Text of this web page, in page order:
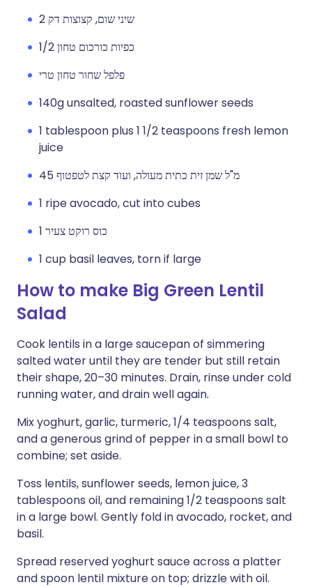
2 שיני שום, קצוצות דק
1/2 כפיות כורכום טחון
פלפל שחור טחון טרי
140g unsalted, roasted sunflower seeds
1 tablespoon plus 1 1/2 teaspoons fresh lemon
juice
45 מ"ל שמן זית כתית מעולה, ועוד קצת לטפטוף
1 ripe avocado, cut into cubes
1 כוס רוקט צעיר
1 cup basil leaves, torn if large
How to make Big Green Lentil
Salad
Cook lentils in a large saucepan of simmering
salted water until they are tender but still retain
their shape, 20–30 minutes. Drain, rinse under cold
running water, and drain well again.
Mix yoghurt, garlic, turmeric, 1/4 teaspoons salt,
and a generous grind of pepper in a small bowl to
combine; set aside.
Toss lentils, sunflower seeds, lemon juice, 3
tablespoons oil, and remaining 1/2 teaspoons salt
in a large bowl. Gently fold in avocado, rocket, and
basil.
Spread reserved yoghurt sauce across a platter
and spoon lentil mixture on top; drizzle with oil.